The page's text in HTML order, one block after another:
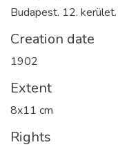
Budapest. 12.
Creation date
1902
Extent
8x11 cm
Rights